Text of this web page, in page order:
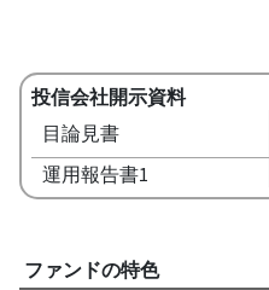
投信会社開示資料
目論見書
運用報告書1
ファンドの特色